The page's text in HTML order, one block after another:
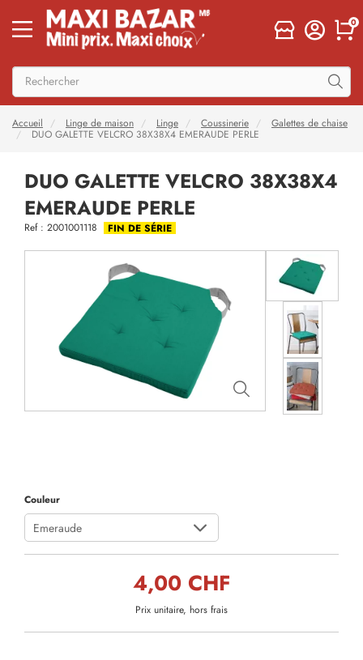
0
Accueil Linge de maison Linge Coussinerie
Galettes de chaise
DUO GALETTE VELCRO 38X38X4 EMERAUDE PERLE
DUO GALETTE VELCRO 38X38X4
EMERAUDE PERLE
Ref : 2001001118 FIN DE SÉRIE
Couleur
Emeraude
4,00 CHF
Prix unitaire, hors frais